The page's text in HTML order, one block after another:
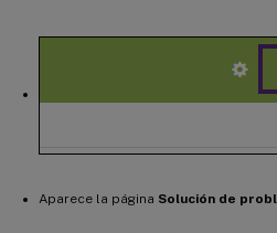
Aparece la página Solución de